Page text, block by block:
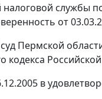
службы
от
Пермской
кодекса
в